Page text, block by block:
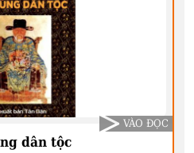
dân tộc
VÀO ĐỌC